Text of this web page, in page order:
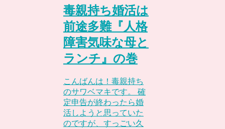
毒親持ち婚活は
前途多難『人格
障害気味な母と
ランチ』の巻
こんばんは！毒親持ち
のサワベマキです。 確
定申告が終わったら婚
活しようと思っていた
のですが、すっごい久